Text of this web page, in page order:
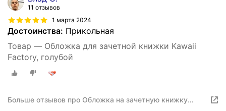
11 отзывов
1 марта 2024
Достоинства: Прикольная
Товар — Обложка для зачетной книжки Kawaii
Factory, голубой
Больше отзывов про Обложка на зачетную книжку